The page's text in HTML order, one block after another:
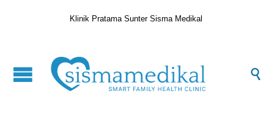
Klinik Pratama Sunter Sisma Medikal
